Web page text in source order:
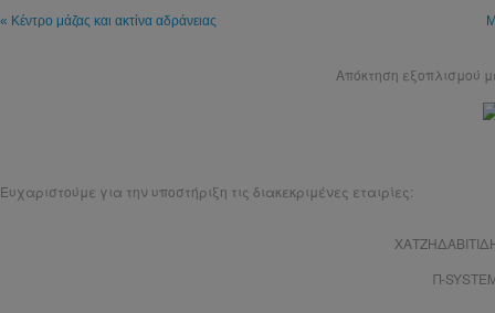
« Κέντρο μάζας και ακτίνα αδράνειας
Απόκτηση εξοπλισμού
Ευχαριστούμε για την υποστήριξη τις διακεκριμένες εταιρίες:
Π-